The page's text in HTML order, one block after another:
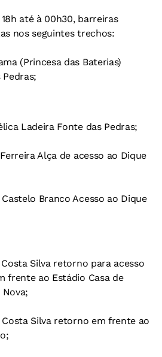
até à 00h30, barreiras
nos seguintes trechos:
(Princesa das Baterias)
Ladeira Fonte das Pedras;
Alça de acesso ao Dique
Branco Acesso ao Dique
Costa Silva retorno para acesso
frente ao Estádio Casa de
Costa Silva retorno em frente ao